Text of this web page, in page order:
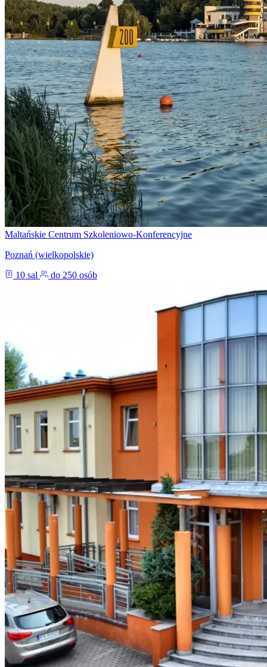
Maltańskie Centrum Szkoleniowo-Konferencyjne
Poznań (wielkopolskie)
10 sal
do 250 osób